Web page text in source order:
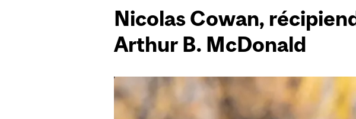
Nicolas Cowan,
Arthur B. McDonald